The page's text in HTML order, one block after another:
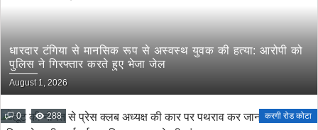
धारदार टंगिया से मानसिक रूप से अस्वस्थ युवक की हत्या: आरोपी को
पुलिस ने गिरफ्तार करते हुए भेजा जेल
August 1, 2026
0 288 करगी रोड कोटा